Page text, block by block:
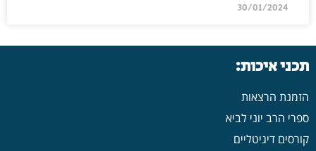
30/01/2024
תכני איכות:
הזמנת הרצאות
ספרי הרב יוני לביא
קורסים דיגיטליים